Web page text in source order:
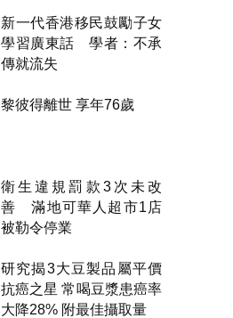
新一代香港移民鼓勵子女
學習廣東話 學者：不承
傳就流失
黎彼得離世 享年76歲
衛生違規罰款3次未改
善 滿地可華人超市1店
被勒令停業
研究揭3大豆製品屬平價
抗癌之星 常喝豆漿患癌率
大降28% 附最佳攝取量